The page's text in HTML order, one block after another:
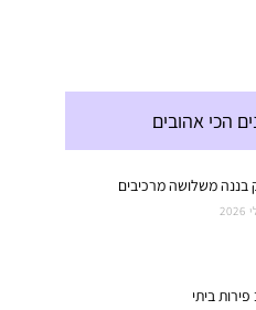
הכי אהובים
בננה משלושה מרכיבים
ביתי